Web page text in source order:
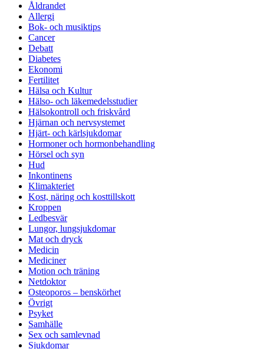
Åldrandet
Allergi
Bok- och musiktips
Cancer
Debatt
Diabetes
Ekonomi
Fertilitet
Hälsa och Kultur
Hälso- och läkemedelsstudier
Hälsokontroll och friskvård
Hjärnan och nervsystemet
Hjärt- och kärlsjukdomar
Hormoner och hormonbehandling
Hörsel och syn
Hud
Inkontinens
Klimakteriet
Kost, näring och kosttillskott
Kroppen
Ledbesvär
Lungor, lungsjukdomar
Mat och dryck
Medicin
Mediciner
Motion och träning
Netdoktor
Osteoporos – benskörhet
Övrigt
Psyket
Samhälle
Sex och samlevnad
Sjukdomar